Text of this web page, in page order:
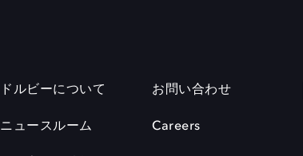
ドルビーについて
ニュースルーム
お問い合わせ
Careers